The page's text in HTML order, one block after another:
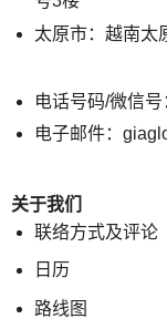
太原市：越南太
电话号码/微信
电子邮件：
关于我们
联络方式及评论
日历
路线图